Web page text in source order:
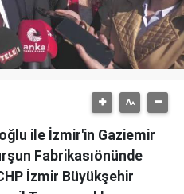
ile İzmir'in Gaziemir
Fabrikasıönünde
İzmir Büyükşehir